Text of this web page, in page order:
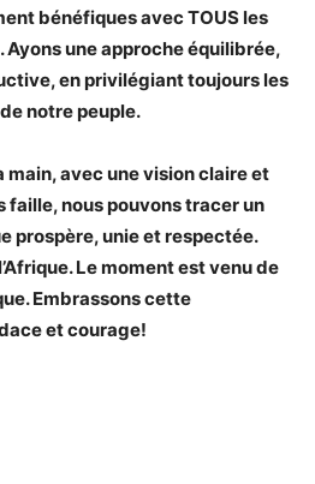
bénéfiques avec TOUS les
une approche équilibrée,
en privilégiant toujours les
notre peuple.
main, avec une vision claire et
faille, nous pouvons tracer un
prospère, unie et respectée.
Le moment est venu de
Embrassons cette
et courage!